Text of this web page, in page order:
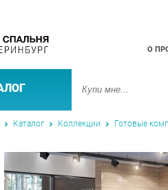
О
Каталог Коллекции Готовые